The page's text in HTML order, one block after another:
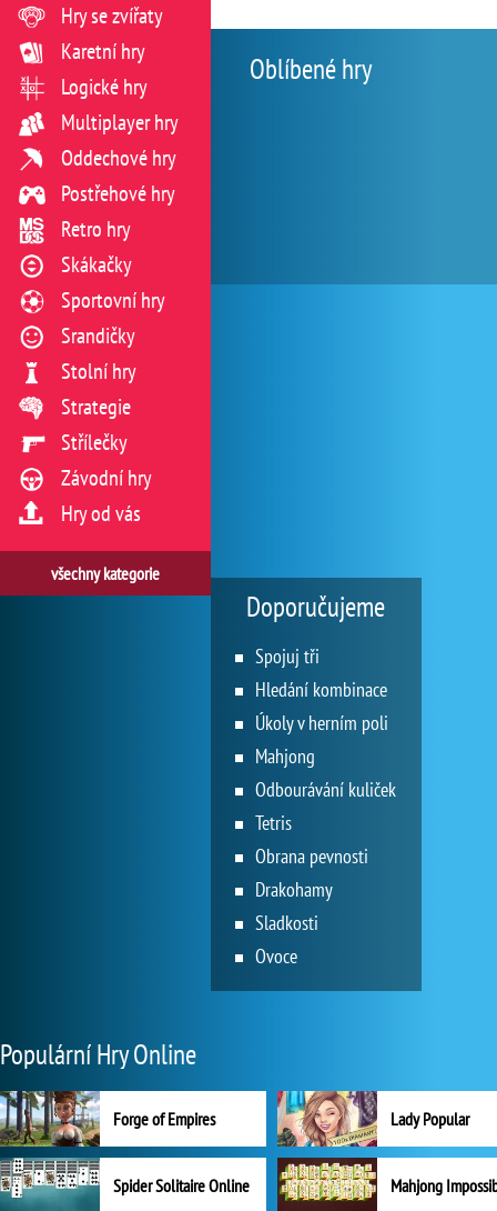
Oblíbené hry
Hry se zvířaty
Karetní hry
Logické hry
Multiplayer hry
Oddechové hry
Postřehové hry
Retro hry
Skákačky
Sportovní hry
Srandičky
Stolní hry
Strategie
Střílečky
Závodní hry
Hry od vás
všechny kategorie
Doporučujeme
Spojuj tři
Hledání kombinace
Úkoly v herním poli
Mahjong
Odbourávání kuliček
Tetris
Obrana pevnosti
Drakohamy
Sladkosti
Ovoce
Populární Hry Online
Forge of Empires Lady Popular
Spider Solitaire Online Mahjong